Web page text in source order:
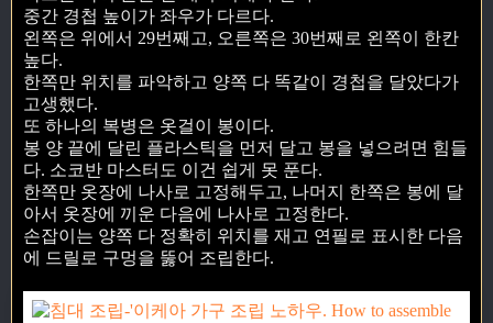
중간 경첩 높이가 좌우가 다르다.
왼쪽은 위에서 29번째고, 오른쪽은 30번째로 왼쪽이 한칸
높다.
한쪽만 위치를 파악하고 양쪽 다 똑같이 경첩을 달았다가
고생했다.
또 하나의 복병은 옷걸이 봉이다.
봉 양 끝에 달린 플라스틱을 먼저 달고 봉을 넣으려면 힘들
다. 소코반 마스터도 이건 쉽게 못 푼다.
한쪽만 옷장에 나사로 고정해두고, 나머지 한쪽은 봉에 달
아서 옷장에 끼운 다음에 나사로 고정한다.
손잡이는 양쪽 다 정확히 위치를 재고 연필로 표시한 다음
에 드릴로 구멍을 뚫어 조립한다.